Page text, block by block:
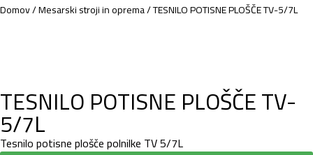
Domov/Mesarski stroji in oprema/TESNILO POTISNE PLOŠČE TV-5/7L
TESNILO POTISNE PLOŠČE TV-
5/7L
Tesnilo potisne plošče polnilke TV 5/7L